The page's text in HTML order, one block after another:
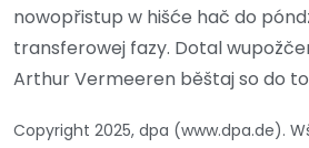
nowopřistup w hišće hač do
transferowej fazy. Dotal
Arthur Vermeeren běštaj so do
Copyright 2025, dpa (www.dpa.de).